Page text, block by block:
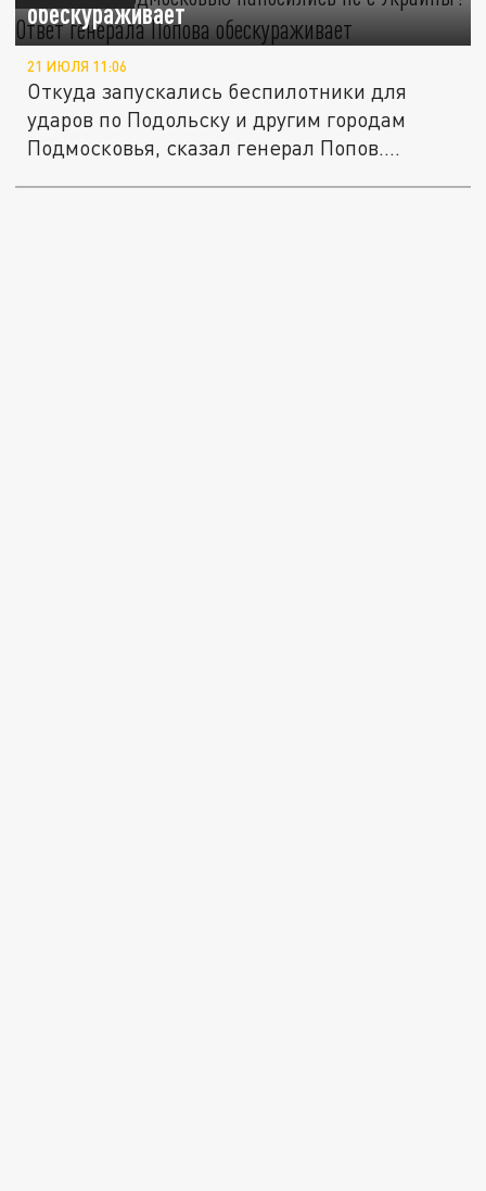
обескураживает
21 ИЮЛЯ 11:06
Откуда запускались беспилотники для
ударов по Подольску и другим городам
Подмосковья, сказал генерал Попов....